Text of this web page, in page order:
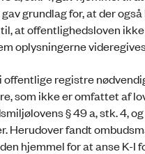
grundlag for, at der
at offentlighedsloven
oplysningerne
registre
som ikke er omfattet af
§ 49 a, stk. 4,
Herudover fandt
hjemmel for at anse K-